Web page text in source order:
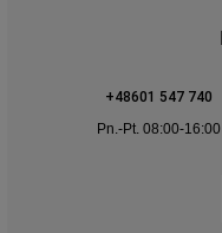
+48601 547 740
Pn.-Pt. 08:00-16:00